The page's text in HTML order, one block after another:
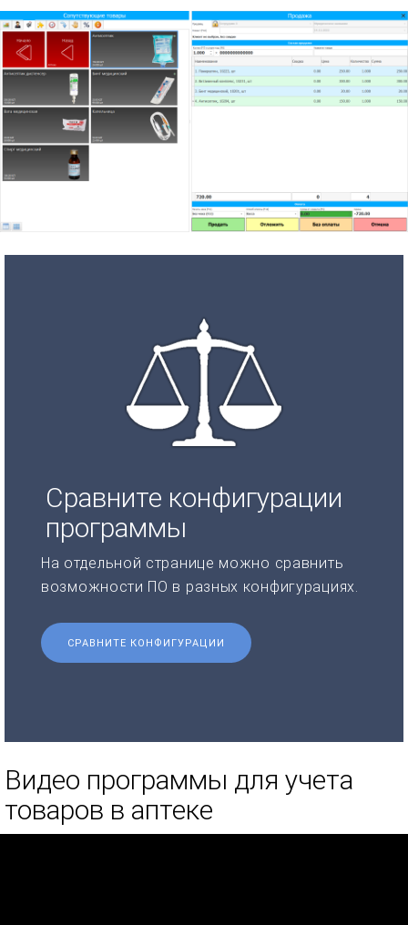
Сравните конфигурации
программы
На отдельной странице можно сравнить
возможности ПО в разных конфигурациях.
СРАВНИТЕ КОНФИГУРАЦИИ
Видео программы для учета
товаров в аптеке